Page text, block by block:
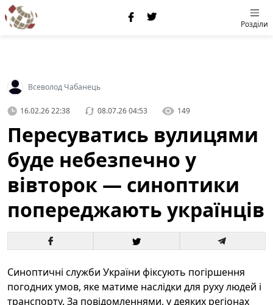
Розділи
Всеволод Чабанець
16.02.26 22:38 08.07.26 04:53 149
Пересуватись вулицями
буде небезпечно у
вівторок — синоптики
попереджають українців
Синоптичні служби України фіксують погіршення
погодних умов, яке матиме наслідки для руху людей і
транспорту. За повідомленнями, у деяких регіонах